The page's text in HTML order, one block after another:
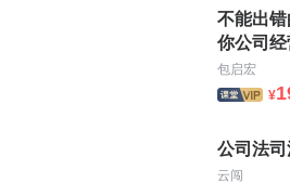
“董事须制作股东名册，并记载或者
名及住所；2、各股东持有的股份的
东持有的股份发行股票时，其股票
日期；5、发行附转换预约权股票时
条第二款第四项之6所列的事项。我
条第一款规定：“股东名簿应编号记
不能出
你公司
包启宏
¥
公司法司
云闯